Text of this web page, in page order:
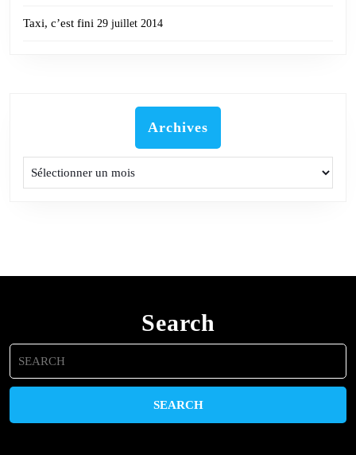
Taxi, c’est fini 29 juillet 2014
Archives
Search
Search
for: